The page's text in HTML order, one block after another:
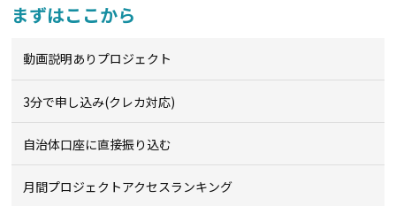
まずはここから
動画説明ありプロジェクト
3分で申し込み(クレカ対応)
自治体口座に直接振り込む
月間プロジェクトアクセスランキング